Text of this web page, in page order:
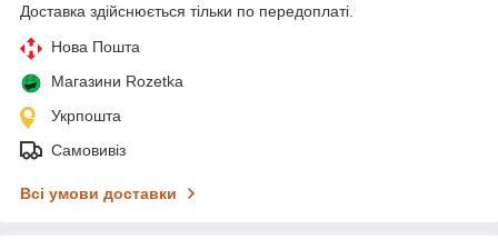
Доставка здійснюється тільки по передоплаті.
Нова Пошта
Магазини Rozetka
Укрпошта
Самовивіз
Всі умови доставки